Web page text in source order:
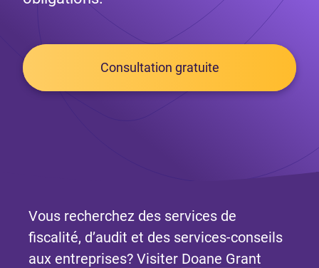
Consultation gratuite
Vous recherchez des services de
fiscalité, d’audit et des services-conseils
aux entreprises? Visiter Doane Grant